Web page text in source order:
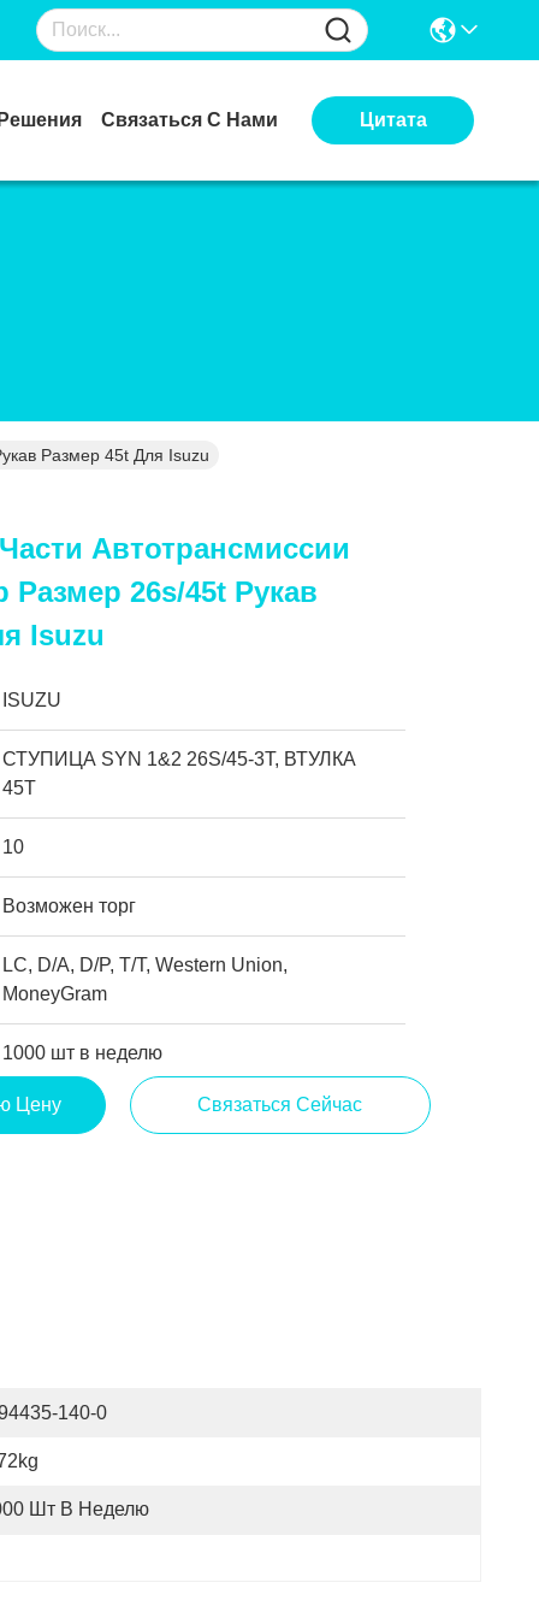
Решения Связаться С Нами Цитата
Размер 45t Для Isuzu
Автотрансмиссии
Размер 26s/45t Рукав
Isuzu
ISUZU
СТУПИЦА SYN 1&2 26S/45-3T, ВТУЛКА
45T
10
Возможен торг
LC, D/A, D/P, T/T, Western Union,
MoneyGram
1000 шт в неделю
Цену Связаться Сейчас
140-0
Шт В Неделю